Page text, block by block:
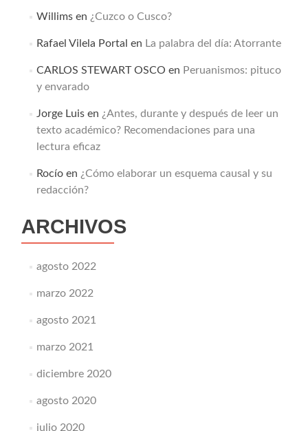
Willimsen ¿Cuzco o Cusco?
Rafael Vilela Portal en La palabra del día: Atorrante
CARLOS STEWART OSCO en Peruanismos: pituco
y envarado
Jorge Luisen ¿Antes, durante y después de leer un
texto académico? Recomendaciones para una
lectura eficaz
Rocíoen ¿Cómo elaborar un esquema causal y su
redacción?
ARCHIVOS
agosto 2022
marzo 2022
agosto 2021
marzo 2021
diciembre 2020
agosto 2020
julio 2020